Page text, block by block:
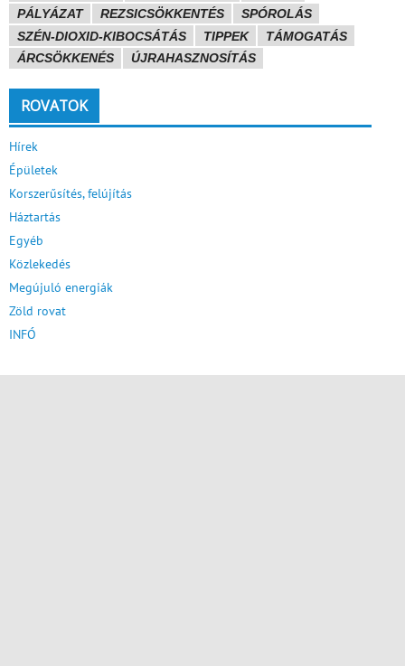
PÁLYÁZAT
REZSICSÖKKENTÉS
SPÓROLÁS
SZÉN-DIOXID-KIBOCSÁTÁS
TIPPEK
TÁMOGATÁS
ÁRCSÖKKENÉS
ÚJRAHASZNOSÍTÁS
ROVATOK
Hírek
Épületek
Korszerűsítés, felújítás
Háztartás
Egyéb
Közlekedés
Megújuló energiák
Zöld rovat
INFÓ